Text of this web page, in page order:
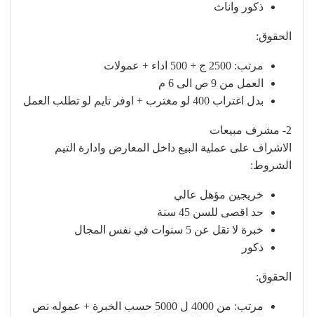
ذكور واناث
الحقوق:
مرتب: 2500 ج + 500 اداء + عمولات
العمل من 9 ص الى 6 م
بدل اغتراب 400 لو مغترب + اوفر تايم لو تطلب العمل
2- مشرف مبيعات
الاشراف على عملية البيع داخل المعارض وادارة التيم
الشروط:
خريجين مؤهل عالي
حد اقصى للسن 45 سنة
خبرة لا تقل عن 5 سنوات في نفس المجال
ذكور
الحقوق:
مرتب: من 4000 ل 5000 حسب الخبرة + عموله نص